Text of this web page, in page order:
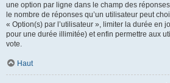
une option par ligne dans le champ des
le nombre de réponses qu’un utilisateur peut
« Option(s) par l’utilisateur », limiter la durée en
pour une durée illimitée) et enfin permettre aux
vote.
Haut